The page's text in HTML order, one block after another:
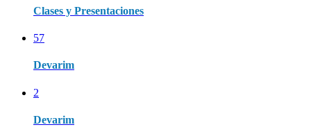
Clases y Presentaciones
57
Devarim
2
Devarim